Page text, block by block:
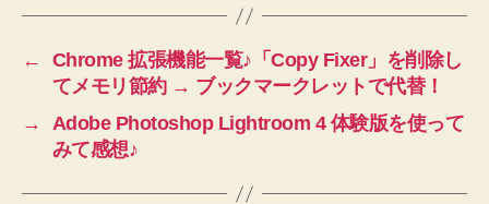
←
Chrome 拡張機能一覧♪「Copy Fixer」を削除し
てメモリ節約 → ブックマークレットで代替！
→
Adobe Photoshop Lightroom 4 体験版を使って
みて感想♪